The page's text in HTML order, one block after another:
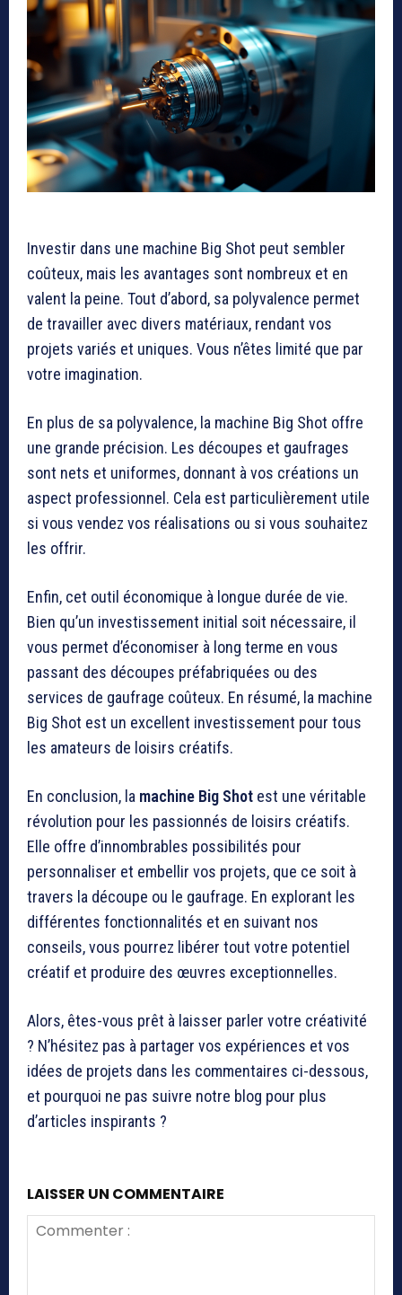
Investir dans une machine Big Shot peut sembler
coûteux, mais les avantages sont nombreux et en
valent la peine. Tout d’abord, sa polyvalence permet
de travailler avec divers matériaux, rendant vos
projets variés et uniques. Vous n’êtes limité que par
votre imagination.
En plus de sa polyvalence, la machine Big Shot offre
une grande précision. Les découpes et gaufrages
sont nets et uniformes, donnant à vos créations un
aspect professionnel. Cela est particulièrement utile
si vous vendez vos réalisations ou si vous souhaitez
les offrir.
Enfin, cet outil économique à longue durée de vie.
Bien qu’un investissement initial soit nécessaire, il
vous permet d’économiser à long terme en vous
passant des découpes préfabriquées ou des
services de gaufrage coûteux. En résumé, la machine
Big Shot est un excellent investissement pour tous
les amateurs de loisirs créatifs.
En conclusion, la machine Big Shot est une véritable
révolution pour les passionnés de loisirs créatifs.
Elle offre d’innombrables possibilités pour
personnaliser et embellir vos projets, que ce soit à
travers la découpe ou le gaufrage. En explorant les
différentes fonctionnalités et en suivant nos
conseils, vous pourrez libérer tout votre potentiel
créatif et produire des œuvres exceptionnelles.
Alors, êtes-vous prêt à laisser parler votre créativité
? N’hésitez pas à partager vos expériences et vos
idées de projets dans les commentaires ci-dessous,
et pourquoi ne pas suivre notre blog pour plus
d’articles inspirants ?
LAISSER UN COMMENTAIRE